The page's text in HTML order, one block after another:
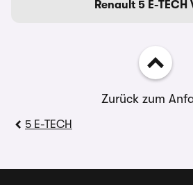
Renault 5 E-TECH
Zurück zum
5 E-TECH